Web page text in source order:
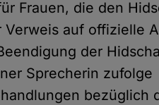
Frauen, die den
auf offizielle
der
Sprecherin zufolge
bezüglich